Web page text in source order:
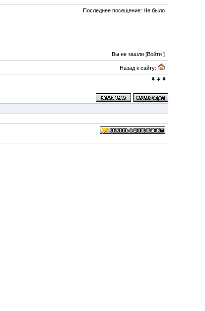
Последнее посещение: Не было
Вы не зашли [Войти]
Назад к сайту: